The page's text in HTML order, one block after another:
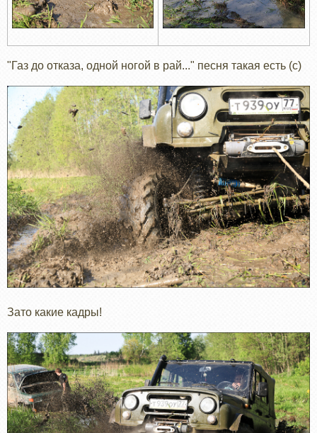
"Газ до отказа, одной ногой в рай..." песня такая есть (с)
Зато какие кадры!